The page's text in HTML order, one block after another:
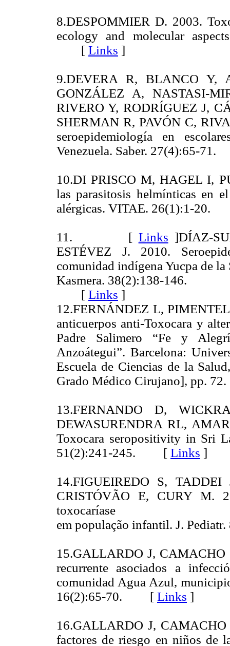
8.DESPOMMIER D. 2003.
ecology and molecular
[ Links ]
9.DEVERA R, BLANCO Y,
GONZÁLEZ A, NASTASI-
RIVERO Y, RODRÍGUEZ J,
SHERMAN R, PAVÓN C,
seroepidemiología en
Venezuela. Saber. 27(4):65-
10.DI PRISCO M, HAGEL I,
las parasitosis helmínticas en
alérgicas. VITAE. 26(1):1-20.
11. [ Links ]DÍAZ-
ESTÉVEZ J. 2010.
comunidad indígena Yucpa de la
Kasmera. 38(2):138-146.
[ Links ]
12.FERNÁNDEZ L,
anticuerpos anti-Toxocara y
Padre Salimero “Fe y
Anzoátegui”. Barcelona:
Escuela de Ciencias de la
Grado Médico Cirujano], pp. 72.
13.FERNANDO D,
DEWASURENDRA RL,
Toxocara seropositivity in Sri
51(2):241-245. [ Links ]
14.FIGUEIREDO S,
CRISTÓVÃO E, CURY M.
toxocaríase
em população infantil. J.
15.GALLARDO J, CAMACHO
recurrente asociados a
comunidad Agua Azul,
16(2):65-70. [ Links ]
16.GALLARDO J, CAMACHO
factores de riesgo en niños de